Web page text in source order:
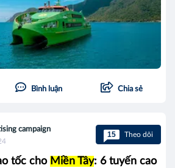
Bình luận Chia sẻ
campaign
15 Theo dõi
tốc cho Miền Tây: 6 tuyến cao